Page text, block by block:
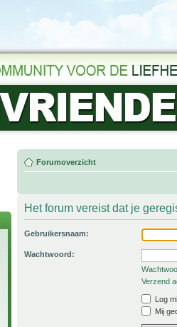
Forumoverzicht
Het forum vereist dat je
Gebruikersnaam:
Wachtwoord:
Verzend
Log
Mij